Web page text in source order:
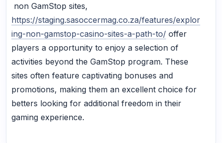
non GamStop sites,
https://staging.sasoccermag.co.za/features/explor
ing-non-gamstop-casino-sites-a-path-to/ offer
players a opportunity to enjoy a selection of
activities beyond the GamStop program. These
sites often feature captivating bonuses and
promotions, making them an excellent choice for
betters looking for additional freedom in their
gaming experience.